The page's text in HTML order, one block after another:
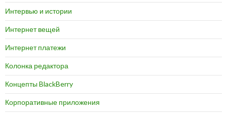
Интервью и истории
Интернет вещей
Интернет платежи
Колонка редактора
Концепты BlackBerry
Корпоративные приложения